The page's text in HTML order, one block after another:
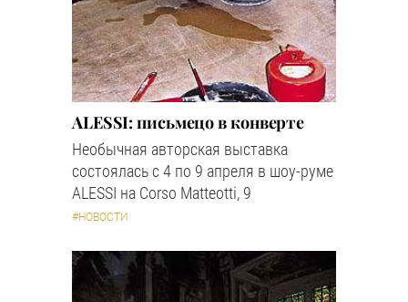
ALESSI: письмецо в конверте
Необычная авторская выставка
состоялась с 4 по 9 апреля в шоу-руме
ALESSI на Corso Matteotti, 9
#НОВОСТИ